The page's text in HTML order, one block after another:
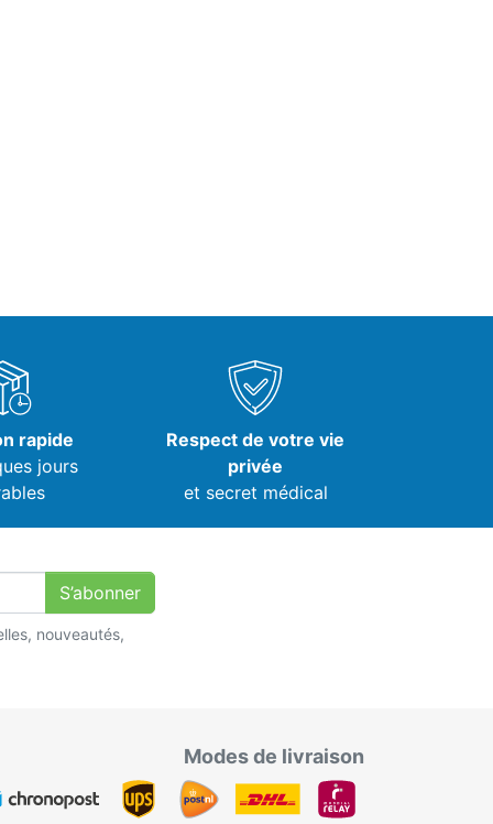
rapide
jours
Respect de votre vie
privée
et secret médical
S’abonner
nouveautés,
Modes de livraison